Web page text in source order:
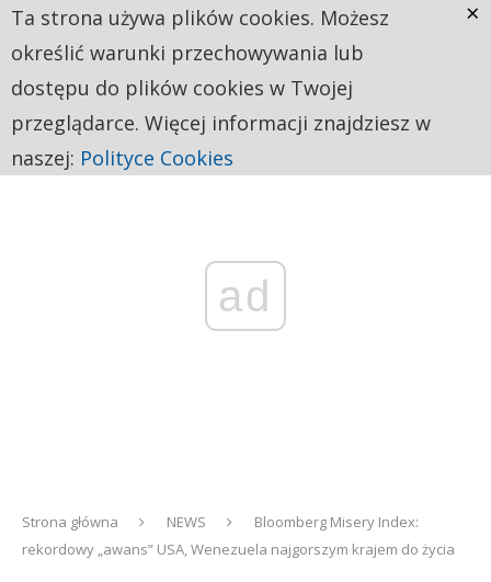
ad
Strona główna NEWS
Bloomberg Misery Index:
rekordowy „awans” USA, Wenezuela najgorszym krajem do życia
Ta strona używa plików cookies. Możesz
określić warunki przechowywania lub
dostępu do plików cookies w Twojej
przeglądarce. Więcej informacji znajdziesz w
naszej: Polityce Cookies
×